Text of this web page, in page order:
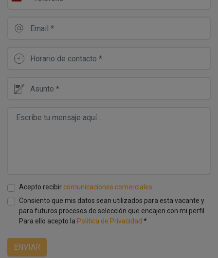
Acepto recibir comunicaciones comerciales
Consiento que mis datos sean utilizados para esta vacante y
para futuros procesos de selección que encajen con mi perfil.
Para ello acepto la Política de Privacidad *
ENVIAR